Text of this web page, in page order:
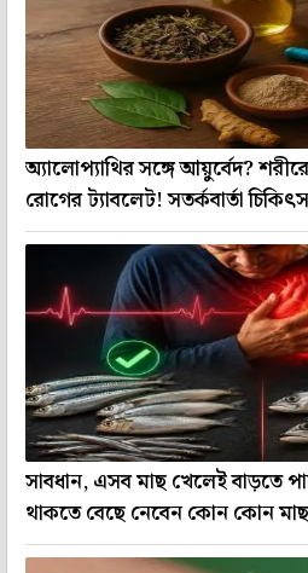
অ্যালোপ্যাথির সঙ্গে আয়ুর্বেদ?
রোগের ট্যাবলেট! সতর্কবার্তা
সাবধান, এসব মাছ খেলেই বাড়তে
থাকতে বেছে নেবেন কোন কোন